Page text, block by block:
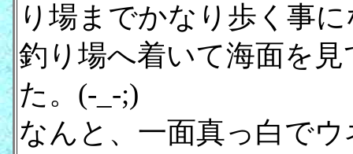
り場までかなり歩く事
釣り場へ着いて海面を
た。(-_-;)
なんと、一面真っ白で